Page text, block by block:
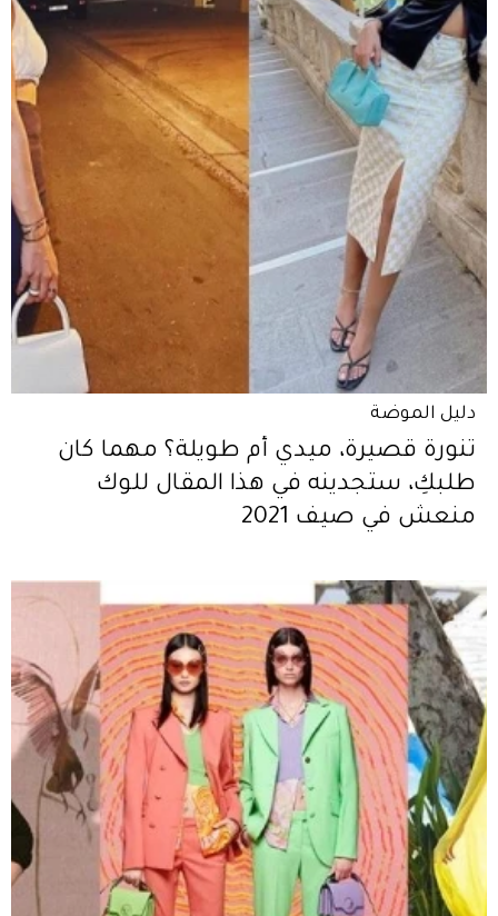
دليل الموضة
تنورة قصيرة، ميدي أم طويلة؟ مهما كان
طلبكِ، ستجدينه في هذا المقال للوك
منعش في صيف 2021